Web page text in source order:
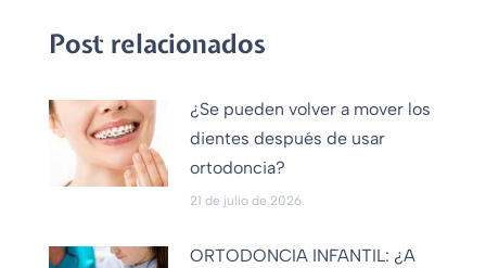
Post relacionados
¿Se pueden volver a mover los
dientes después de usar
ortodoncia?
21 de julio de 2026
ORTODONCIA INFANTIL: ¿A